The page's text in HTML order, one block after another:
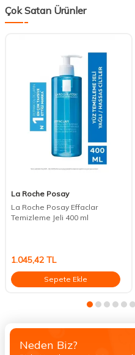
Çok Satan Ürünler
La Roche Posay
La Roche Posay Effaclar
Temizleme Jeli 400 ml
1.045,42 TL
Sepete Ekle
Neden Biz?